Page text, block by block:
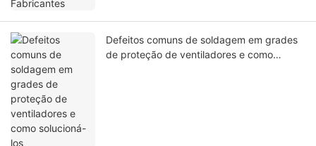
Defeitos comuns de soldagem em grades
de proteção de ventiladores e como